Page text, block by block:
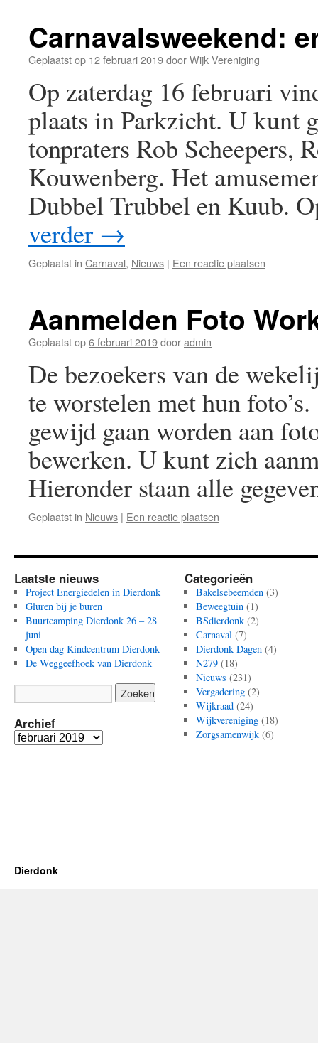
Carnavalsweekend:
Geplaatst op 12 februari 2019doorWijk Vereniging
Op zaterdag 16 februari
plaats in Parkzicht. U kunt
tonpraters Rob Scheepers,
Kouwenberg. Het
Dubbel Trubbel en Kuub.
verder →
Geplaatst in Carnaval, Nieuws | Een reactie plaatsen
Aanmelden Foto
Geplaatst op6 februari 2019dooradmin
De bezoekers van de
te worstelen met hun
gewijd gaan worden aan
bewerken. U kunt zich
Hieronder staan alle
Geplaatst in Nieuws | Een reactie plaatsen
Laatste nieuws
Project Energiedelen in Dierdonk
Gluren bij je buren
Buurtcamping Dierdonk 26 – 28
juni
Open dag Kindcentrum Dierdonk
De Weggeefhoek van Dierdonk
Archief
Archief
Categorieën
Bakelsebeemden(3)
Beweegtuin(1)
BSdierdonk(2)
Carnaval(7)
Dierdonk Dagen(4)
N279(18)
Nieuws (231)
Vergadering(2)
Wijkraad(24)
Wijkvereniging(18)
Zorgsamenwijk(6)
Dierdonk